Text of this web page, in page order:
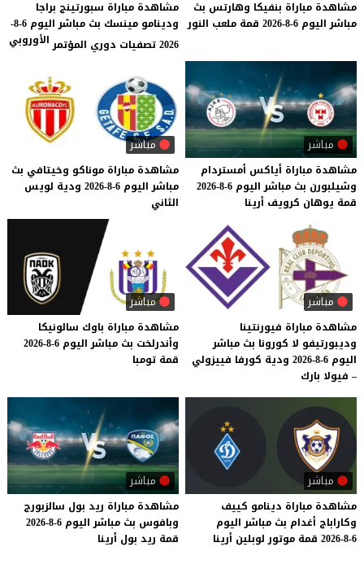
مشاهدة مباراة بنفيكا وهارتس بث
مباشر اليوم 6-8-2026 قمة ملعب النور
مشاهدة مباراة سبورتينج براجا
ودينامو مينسك بث مباشر اليوم 6-8-
2026 تصفيات دوري المؤتمر
الأوروبي
مباشر
مشاهدة مباراة أياكس أمستردام
وشيلبورن بث مباشر اليوم 6-8-2026
قمة يوهان كرويف أرينا
مباشر
مشاهدة مباراة موناكو وخيتافي بث
مباشر اليوم 6-8-2026 ودية لويس
الثاني
مباشر
مشاهدة مباراة فيورنتينا
وديبورتيفو لا كورونا بث مباشر
اليوم 6-8-2026 ودية كورفا فييزولي
– فيولا بارك
مباشر
مشاهدة مباراة باوك سالونيكا
وأندرلخت بث مباشر اليوم 6-8-2026
قمة تومبا
مباشر
مشاهدة مباراة دينامو كييف
وكاراباج أغدام بث مباشر اليوم
6-8-2026
قمة موتور لوبلين أرينا
مباشر
مشاهدة مباراة ريد بول سالزبورج
وبافوس بث مباشر اليوم 6-8-2026
قمة ريد بول أرينا